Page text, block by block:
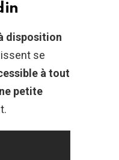
disposition
se
à tout
petite